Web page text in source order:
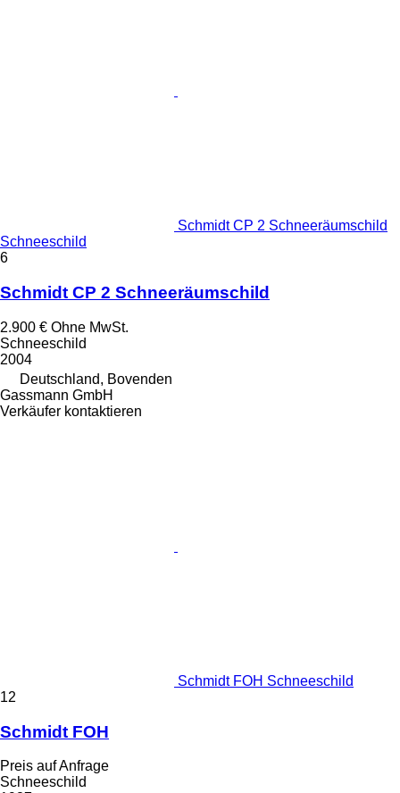
Schmidt CP 2 Schneeräumschild
Schneeschild
6
Schmidt CP 2 Schneeräumschild
2.900 € Ohne MwSt.
Schneeschild
2004
Deutschland, Bovenden
Gassmann GmbH
Verkäufer kontaktieren
Schmidt FOH Schneeschild
12
Schmidt FOH
Preis auf Anfrage
Schneeschild